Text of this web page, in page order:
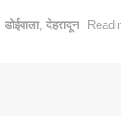
डोईवाला, देहरादून